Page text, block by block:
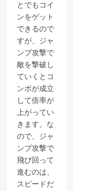
とでもコイ
ンをゲット
できるので
すが、ジャ
ンプ攻撃で
敵を撃破し
ていくとコ
ンボが成立
して倍率が
上がってい
きます。な
ので、ジャ
ンプ攻撃で
飛び回って
進むのは、
スピードだ